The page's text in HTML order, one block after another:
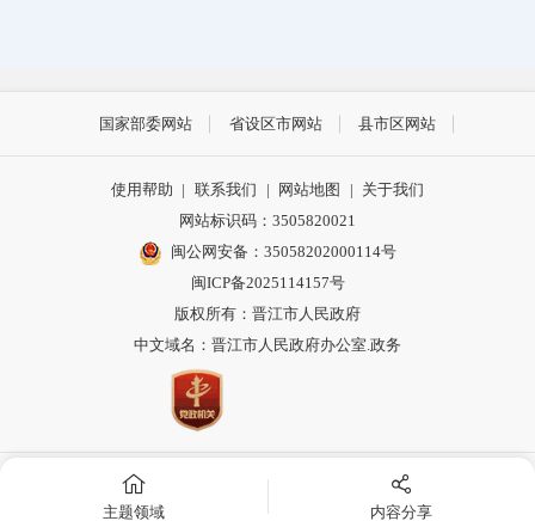
国家部委网站 省设区市网站 县市区网站
使用帮助 | 联系我们 | 网站地图 | 关于我们
网站标识码：3505820021
闽公网安备：35058202000114号
闽ICP备2025114157号
版权所有：晋江市人民政府
中文域名：晋江市人民政府办公室.政务
主办：晋江市人民政府办公室
主题领域 内容分享